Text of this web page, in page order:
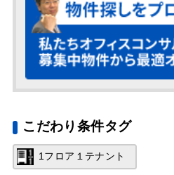
こだわり条件タグ
1フロア１テナント